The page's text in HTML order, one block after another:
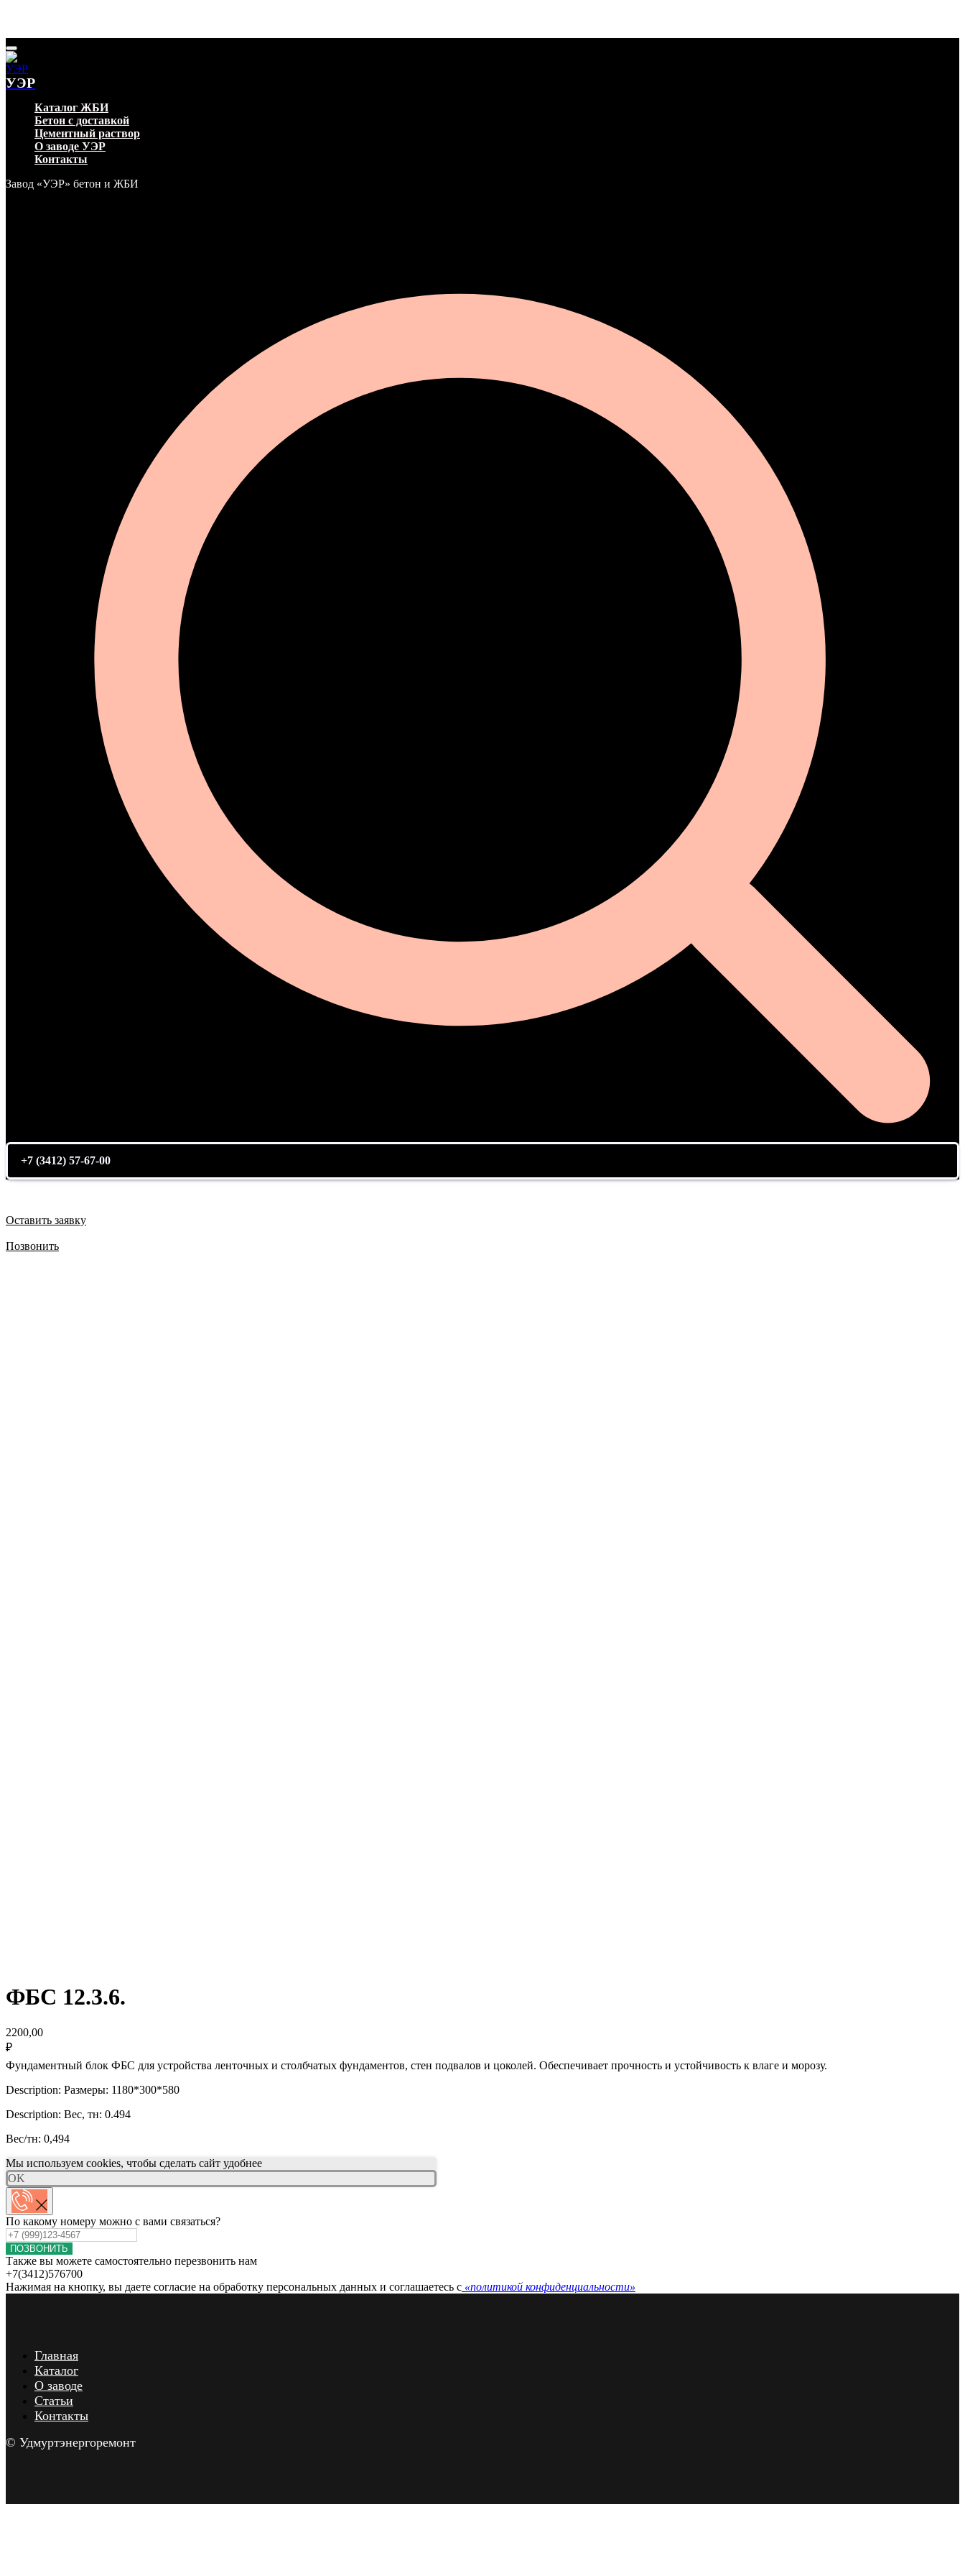
УЭР
Каталог ЖБИ
Бетон с доставкой
Цементный раствор
О заводе УЭР
Контакты
Завод «УЭР» бетон и ЖБИ
+7 (3412) 57-67-00
Оставить заявку
Позвонить
ФБС 12.3.6.
2200,00
₽
Фундаментный блок ФБС для устройства ленточных и столбчатых фундаментов, стен подвалов и цоколей. Обеспечивает прочность и устойчивость к влаге и морозу.
Description: Размеры: 1180*300*580
Description: Вес, тн: 0.494
Вес/тн: 0,494
Мы используем cookies, чтобы сделать сайт удобнее
OK
По какому номеру можно с вами связаться?
ПОЗВОНИТЬ
Также вы можете самостоятельно перезвонить нам
+7(3412)576700
Нажимая на кнопку, вы даете согласие на обработку персональных данных и соглашаетесь c «политикой конфиденциальности»
Главная
Каталог
О заводе
Статьи
Контакты
© Удмуртэнергоремонт